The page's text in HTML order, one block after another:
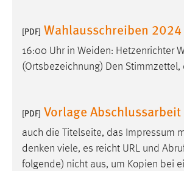
[PDF] Wahlausschreiben
16:00 Uhr in Weiden: Hetzenrichter
(Ortsbezeichnung) Den
[PDF] Vorlage Abschlussarbeit
auch die Titelseite, das Impressum
denken viele, es reicht URL und
folgende) nicht aus, um Kopien bei
Zweck: Zugriffsstatistik
Cookie Laufzeit: Max. 13 Monate
Marketing Cookies werden von
verwendet, um personalisierte
Sie tun dies, indem sie Besucher
hinweg verfolgen.